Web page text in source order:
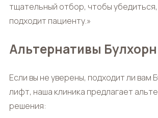
тщательный отбор, чтобы
подходит пациенту.»
Альтернативы
Если вы не уверены, подходит ли вам
лифт, наша клиника предлагает
решения: